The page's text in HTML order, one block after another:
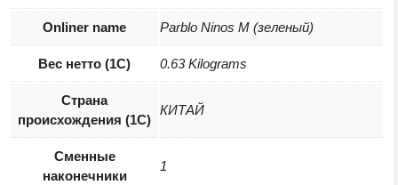
Onliner name Parblo Ninos M (зеленый)
Вес нетто (1С) 0.63 Kilograms
Страна
происхождения (1С)
КИТАЙ
Сменные
наконечники
1